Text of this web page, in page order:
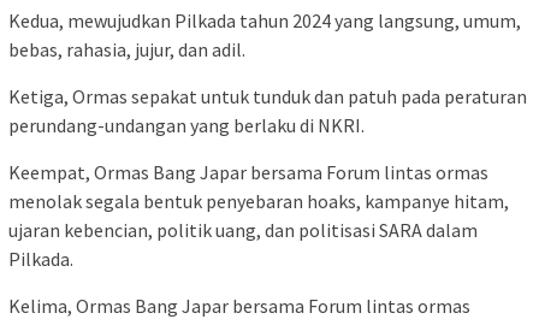
Kedua, mewujudkan Pilkada tahun 2024 yang langsung, umum,
bebas, rahasia, jujur, dan adil.
Ketiga, Ormas sepakat untuk tunduk dan patuh pada peraturan
perundang-undangan yang berlaku di NKRI.
Keempat, Ormas Bang Japar bersama Forum lintas ormas
menolak segala bentuk penyebaran hoaks, kampanye hitam,
ujaran kebencian, politik uang, dan politisasi SARA dalam
Pilkada.
Kelima, Ormas Bang Japar bersama Forum lintas ormas